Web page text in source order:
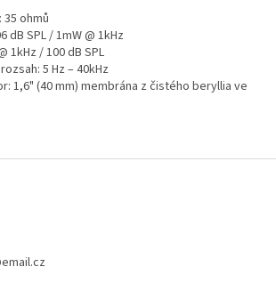
ohmů
dB SPL / 1mW @ 1kHz
1kHz / 100 dB SPL
5 Hz – 40kHz
1,6" (40 mm) membrána z čistého beryllia ve
email.cz